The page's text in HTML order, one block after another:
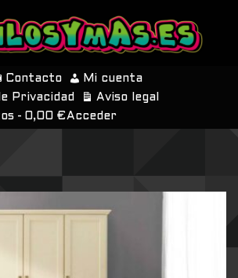
Contacto
Mi cuenta
Privacidad
Aviso legal
0,00 € Acceder